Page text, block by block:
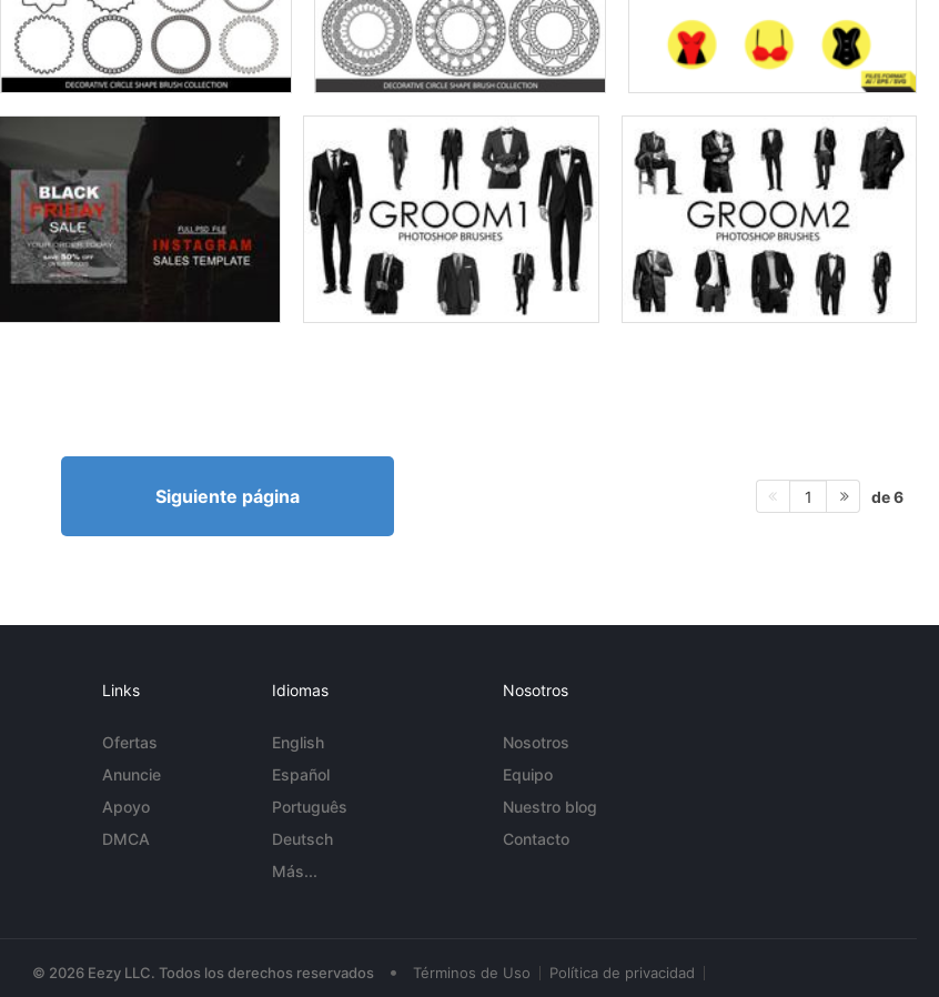
Siguiente página 1 de 6
Links
Ofertas
Anuncie
Apoyo
DMCA
Idiomas
English
Español
Português
Deutsch
Más...
Nosotros
Nosotros
Equipo
Nuestro blog
Contacto
© 2026 Eezy LLC. Todos los derechos reservados • Términos de Uso Política de privacidad